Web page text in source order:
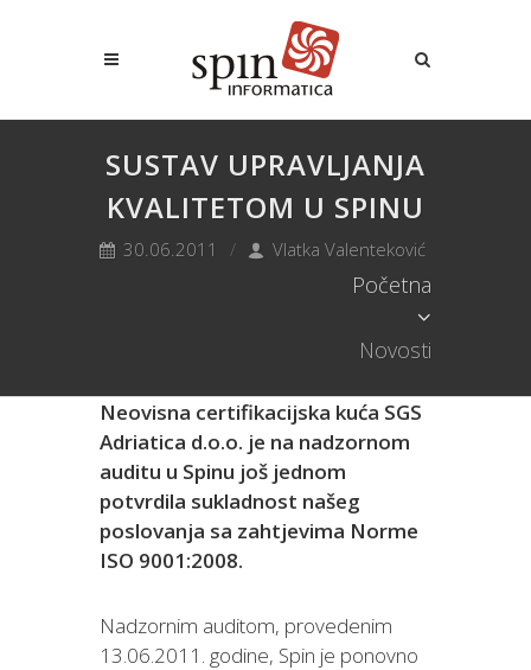
SUSTAV UPRAVLJANJA
KVALITETOM U SPINU
30.06.2011 Vlatka Valenteković
Početna
Novosti
Neovisna certifikacijska kuća SGS
Adriatica d.o.o. je na nadzornom
auditu u Spinu još jednom
potvrdila sukladnost našeg
poslovanja sa zahtjevima Norme
ISO 9001:2008.
Nadzornim auditom, provedenim
13.06.2011. godine, Spin je ponovno